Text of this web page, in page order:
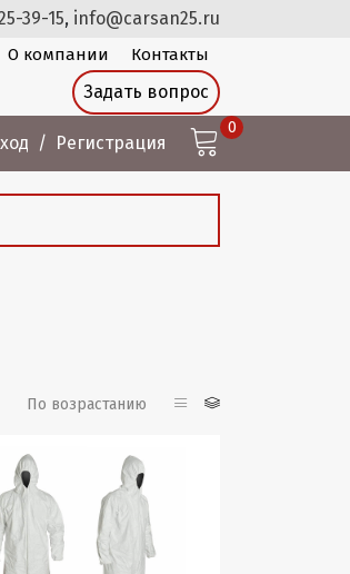
39-15, info@carsan25.ru
О компании Контакты
Задать вопрос
Регистрация
0
По возрастанию